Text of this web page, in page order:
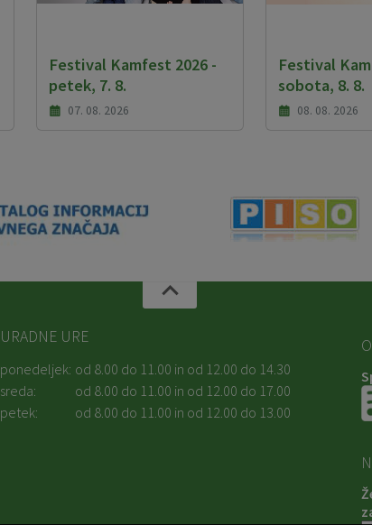
Festival Kamfest 2026 -
petek, 7. 8.
07. 08. 2026
Festival
sobota, 8. 8.
08. 08. 2026
URADNE URE
ponedeljek: od 8.00 do 11.00 in od 12.00 do 14.30
sreda:
od 8.00 do 11.00 in od 12.00 do 17.00
petek:
od 8.00 do 11.00 in od 12.00 do 13.00